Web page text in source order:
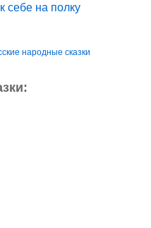
себе на полку
народные сказки